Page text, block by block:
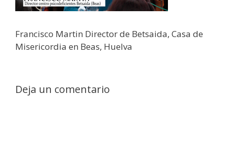
Francisco Martin Director de Betsaida, Casa de
Misericordia en Beas, Huelva
Deja un comentario